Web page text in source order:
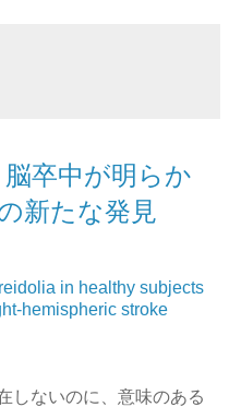
卒中が明らか
新たな発見
in healthy subjects
hemispheric stroke
しないのに、意味のある